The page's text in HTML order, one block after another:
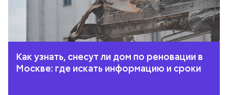
Как узнать, снесут ли дом по реновации в
Москве: где искать информацию и сроки